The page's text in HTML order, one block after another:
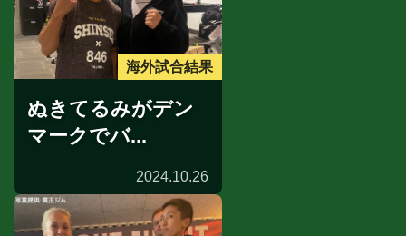
海外試合結果
ぬきてるみがデン
マークでバ...
2024.10.26